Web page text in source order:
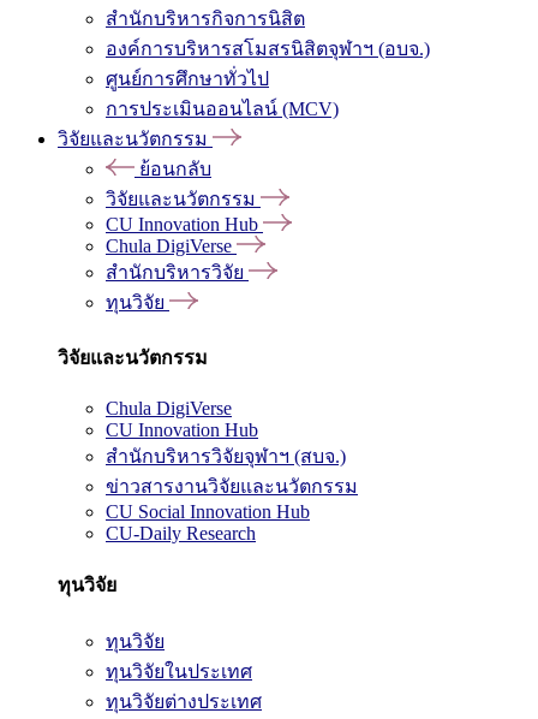
สำนักบริหารกิจการนิสิต
องค์การบริหารสโมสรนิสิตจุฬาฯ (อบจ.)
ศูนย์การศึกษาทั่วไป
การประเมินออนไลน์ (MCV)
วิจัยและนวัตกรรม
ย้อนกลับ
วิจัยและนวัตกรรม
CU Innovation Hub
Chula DigiVerse
สำนักบริหารวิจัย
ทุนวิจัย
วิจัยและนวัตกรรม
Chula DigiVerse
CU Innovation Hub
สำนักบริหารวิจัยจุฬาฯ (สบจ.)
ข่าวสารงานวิจัยและนวัตกรรม
CU Social Innovation Hub
CU-Daily Research
ทุนวิจัย
ทุนวิจัย
ทุนวิจัยในประเทศ
ทุนวิจัยต่างประเทศ